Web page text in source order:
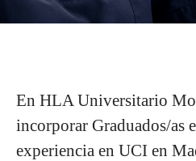
En HLA Universitario
incorporar Graduados/as
experiencia en UCI en